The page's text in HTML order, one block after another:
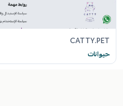
CATTY.PET
حيوانات